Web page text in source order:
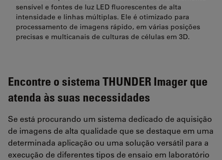
sensível e fontes de luz LED fluorescentes de alta
intensidade e linhas múltiplas. Ele é otimizado para
processamento de imagens rápido, em várias posições
precisas e multicanais de culturas de células em 3D.
Encontre o sistema THUNDER Imager que
atenda às suas necessidades
Se está procurando um sistema dedicado de aquisição
de imagens de alta qualidade que se destaque em uma
determinada aplicação ou uma solução versátil para a
execução de diferentes tipos de ensaio em laboratório